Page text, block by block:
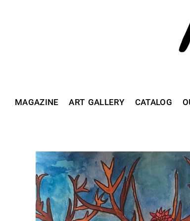
MAGAZINE ART GALLERY CATALOG